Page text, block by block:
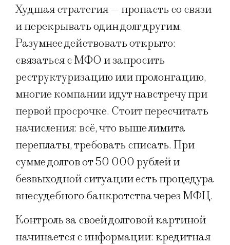
Худшая стратегия — пропасть со связи
и перекрывать один долг другим.
Разумнее действовать открыто:
связаться с МФО и запросить
реструктуризацию или пролонгацию,
многие компании идут навстречу при
первой просрочке. Стоит пересчитать
начисления: всё, что выше лимита
переплаты, требовать списать. При
сумме долгов от 50 000 рублей и
безвыходной ситуации есть процедура
внесудебного банкротства через МФЦ.
Контроль за своей долговой картиной
начинается с информации: кредитная